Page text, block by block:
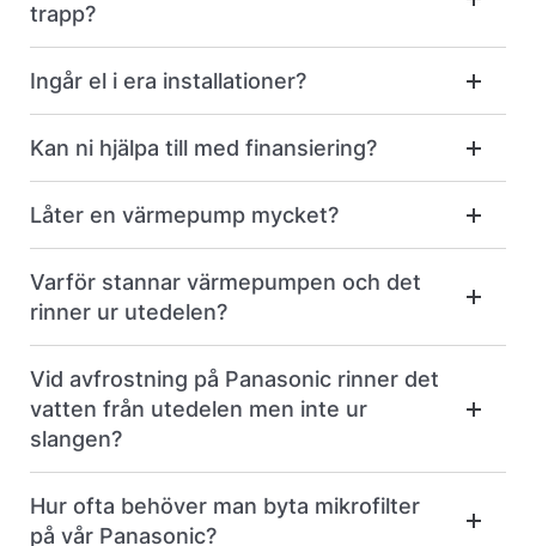
trapp?
Ingår el i era installationer?
Kan ni hjälpa till med finansiering?
Låter en värmepump mycket?
Varför stannar värmepumpen och det
rinner ur utedelen?
Vid avfrostning på Panasonic rinner det
vatten från utedelen men inte ur
slangen?
Hur ofta behöver man byta mikrofilter
på vår Panasonic?